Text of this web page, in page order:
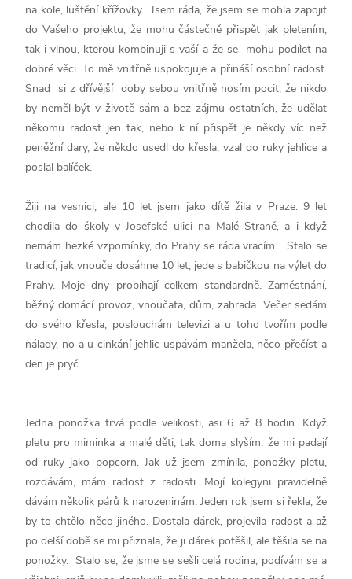
na kole, luštění křížovky. Jsem ráda, že jsem se mohla zapojit
do Vašeho projektu, že mohu částečně přispět jak pletením,
tak i vlnou, kterou kombinuji s vaší a že se mohu podílet na
dobré věci. To mě vnitřně uspokojuje a přináší osobní radost.
Snad si z dřívější doby sebou vnitřně nosím pocit, že nikdo
by neměl být v životě sám a bez zájmu ostatních, že udělat
někomu radost jen tak, nebo k ní přispět je někdy víc než
peněžní dary, že někdo usedl do křesla, vzal do ruky jehlice a
poslal balíček.
Žiji na vesnici, ale 10 let jsem jako dítě žila v Praze. 9 let
chodila do školy v Josefské ulici na Malé Straně, a i když
nemám hezké vzpomínky, do Prahy se ráda vracím… Stalo se
tradicí, jak vnouče dosáhne 10 let, jede s babičkou na výlet do
Prahy. Moje dny probíhají celkem standardně. Zaměstnání,
běžný domácí provoz, vnoučata, dům, zahrada. Večer sedám
do svého křesla, poslouchám televizi a u toho tvořím podle
nálady, no a u cinkání jehlic uspávám manžela, něco přečíst a
den je pryč…
Jedna ponožka trvá podle velikosti, asi 6 až 8 hodin. Když
pletu pro miminka a malé děti, tak doma slyším, že mi padají
od ruky jako popcorn. Jak už jsem zmínila, ponožky pletu,
rozdávám, mám radost z radosti. Mojí kolegyni pravidelně
dávám několik párů k narozeninám. Jeden rok jsem si řekla, že
by to chtělo něco jiného. Dostala dárek, projevila radost a až
po delší době se mi přiznala, že ji dárek potěšil, ale těšila se na
ponožky. Stalo se, že jsme se sešli celá rodina, podívám se a